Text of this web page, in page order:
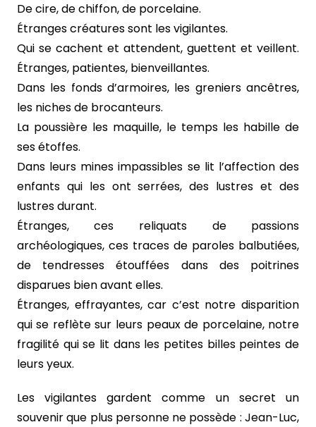
De cire, de chiffon, de porcelaine.
Étranges créatures sont les vigilantes.
Qui se cachent et attendent, guettent et veillent.
Étranges, patientes, bienveillantes.
Dans les fonds d’armoires, les greniers ancêtres,
les niches de brocanteurs.
La poussière les maquille, le temps les habille de
ses étoffes.
Dans leurs mines impassibles se lit l’affection des
enfants qui les ont serrées, des lustres et des
lustres durant.
Étranges, ces reliquats de passions
archéologiques, ces traces de paroles balbutiées,
de tendresses étouffées dans des poitrines
disparues bien avant elles.
Étranges, effrayantes, car c’est notre disparition
qui se reflète sur leurs peaux de porcelaine, notre
fragilité qui se lit dans les petites billes peintes de
leurs yeux.
Les vigilantes gardent comme un secret un
souvenir que plus personne ne possède : Jean-Luc,